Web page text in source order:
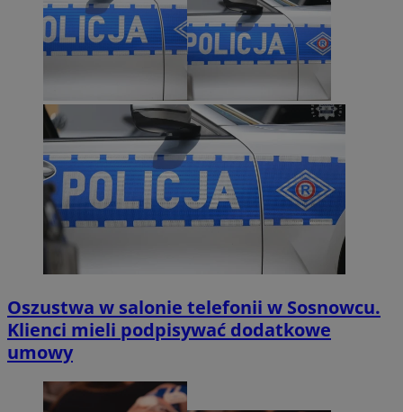
Oszustwa w salonie telefonii w Sosnowcu.
Klienci mieli podpisywać dodatkowe
umowy